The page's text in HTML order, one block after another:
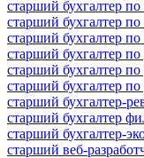
старший бухгалтер по
старший бухгалтер
старший бухгалтер
старший бухгалтер
старший бухгалтер по
старший бухгалтер
старший бухгалтер-
старший бухгалтер
старший бухгалтер-
старший веб-